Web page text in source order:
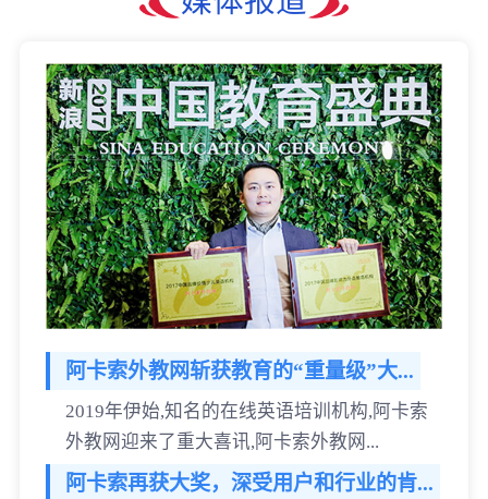
阿卡索外教网斩获教育的“重量级”大...
2019年伊始,知名的在线英语培训机构,阿卡索
外教网迎来了重大喜讯,阿卡索外教网...
阿卡索再获大奖，深受用户和行业的肯...